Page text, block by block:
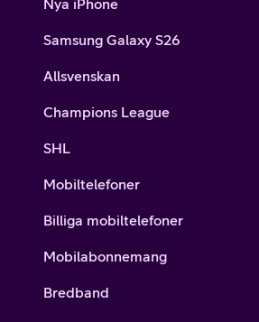
Nya iPhone
Samsung Galaxy S26
Allsvenskan
Champions League
SHL
Mobiltelefoner
Billiga mobiltelefoner
Mobilabonnemang
Bredband